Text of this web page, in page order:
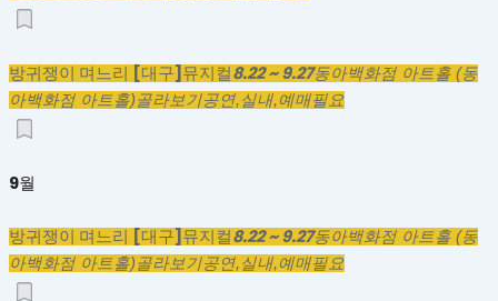
방귀쟁이 며느리 [대구] 뮤지컬8.22 ~ 9.27동아백화점 아트홀 (동
아백화점 아트홀)골라보기공연,실내,예매필요
9월
방귀쟁이 며느리 [대구] 뮤지컬8.22 ~ 9.27동아백화점 아트홀 (동
아백화점 아트홀)골라보기공연,실내,예매필요